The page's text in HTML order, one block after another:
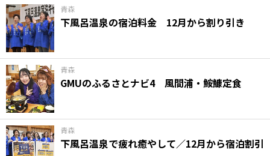
青森
下風呂温泉の宿泊料金 12月から割り引き
青森
GMUのふるさとナビ4 風間浦・鮟鱇定食
青森
下風呂温泉で疲れ癒やして／12月から宿泊割引